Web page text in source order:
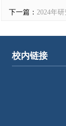
下一篇： 2024年
校内链接